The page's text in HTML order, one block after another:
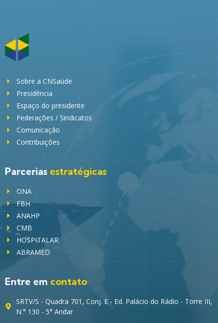
Sobre a CNSaúde
Presidência
Espaço do presidente
Federações / Sindicatos
Comunicação
Contribuições
Parcerias estratégicas
ONA
FBH
ANAHP
CMB
HOSPITALAR
ABRAMED
Entre em contato
SRTV/S - Quadra 701, Conj. E - Ed. Palácio do Rádio - Torre III,
N.° 130 - 5° Andar